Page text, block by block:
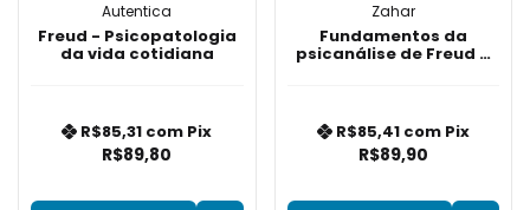
Autentica
Freud - Psicopatologia
da vida cotidiana
R$89,80
R$85,31 com Pix
Zahar
Fundamentos da
psicanálise de Freud a
R$89,90
R$85,41 com Pix